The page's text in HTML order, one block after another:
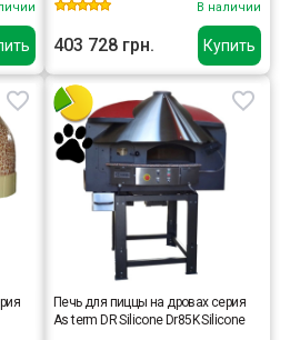
Купить
В наличии
403 728 грн.
Печь для пиццы на дровах серия
As term DR Silicone Dr85K Silicone